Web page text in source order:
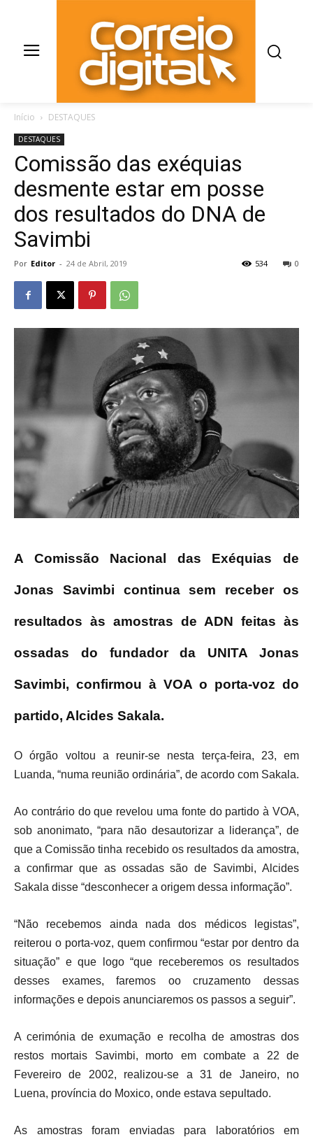
Início DESTAQUES
DESTAQUES
Comissão das exéquias
desmente estar em posse
dos resultados do DNA de
Savimbi
Por Editor - 24 de Abril, 2019 0
534
A Comissão Nacional das Exéquias de
Jonas Savimbi continua sem receber os
resultados às amostras de ADN feitas às
ossadas do fundador da UNITA Jonas
Savimbi, confirmou à VOA o porta-voz do
partido, Alcides Sakala.
O órgão voltou a reunir-se nesta terça-feira, 23, em
Luanda, “numa reunião ordinária”, de acordo com Sakala.
Ao contrário do que revelou uma fonte do partido à VOA,
sob anonimato, “para não desautorizar a liderança”, de
que a Comissão tinha recebido os resultados da amostra,
a confirmar que as ossadas são de Savimbi, Alcides
Sakala disse “desconhecer a origem dessa informação”.
“Não recebemos ainda nada dos médicos legistas”,
reiterou o porta-voz, quem confirmou “estar por dentro da
situação” e que logo “que receberemos os resultados
desses exames, faremos oo cruzamento dessas
informações e depois anunciaremos os passos a seguir”.
A cerimónia de exumação e recolha de amostras dos
restos mortais Savimbi, morto em combate a 22 de
Fevereiro de 2002, realizou-se a 31 de Janeiro, no
Luena, província do Moxico, onde estava sepultado.
As amostras foram enviadas para laboratórios em